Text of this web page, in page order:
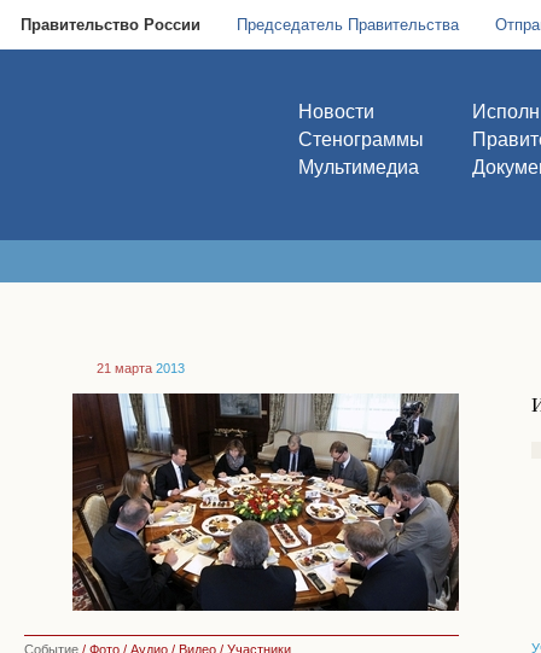
Правительство России Председатель Правительства
Новости
Стенограммы
Мультимедиа
21 марта 2013
Событие / Фото / Аудио / Видео / Участники